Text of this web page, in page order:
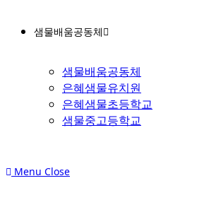
샘물배움공동체
샘물배움공동체
은혜샘물유치원
은혜샘물초등학교
샘물중고등학교
Menu Close